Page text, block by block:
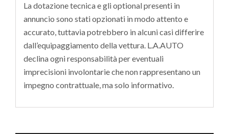
La dotazione tecnica e gli optional presenti in
annuncio sono stati opzionati in modo attento e
accurato, tuttavia potrebbero in alcuni casi differire
dall’equipaggiamento della vettura. L.A.AUTO
declina ogni responsabilità per eventuali
imprecisioni involontarie che non rappresentano un
impegno contrattuale, ma solo informativo.